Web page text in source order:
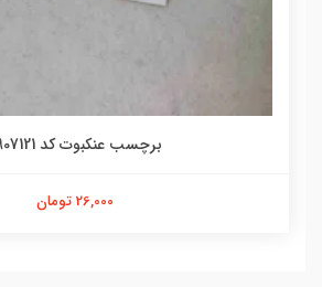
برچسب عنکبوت کد 6907121
26,000 تومان